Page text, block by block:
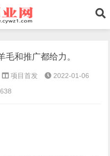
毛和推广都给力。
项目首发
2022-01-06